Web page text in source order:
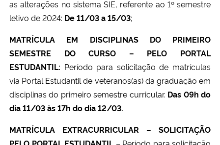
as alterações no sistema SIE, referente ao 1º semestre
letivo de 2024: De 11/03 a 15/03;
MATRÍCULA EM DISCIPLINAS DO PRIMEIRO
SEMESTRE DO CURSO – PELO PORTAL
ESTUDANTIL: Período para solicitação de matrículas
via Portal Estudantil de veteranos(as) da graduação em
disciplinas do primeiro semestre curricular. Das 09h do
dia 11/03 às 17h do dia 12/03.
MATRÍCULA EXTRACURRICULAR – SOLICITAÇÃO
PELO PORTAL ESTUDANTIL – Período para solicitação